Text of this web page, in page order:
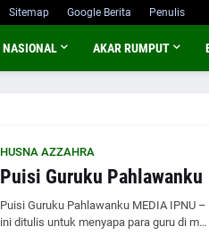
Sitemap Google Berita Penulis
NASIONAL AKAR RUMPUT
HUSNA AZZAHRA
Puisi Guruku Pahlawanku
Puisi Guruku Pahlawanku MEDIA IPNU
ini ditulis untuk menyapa para guru di m…